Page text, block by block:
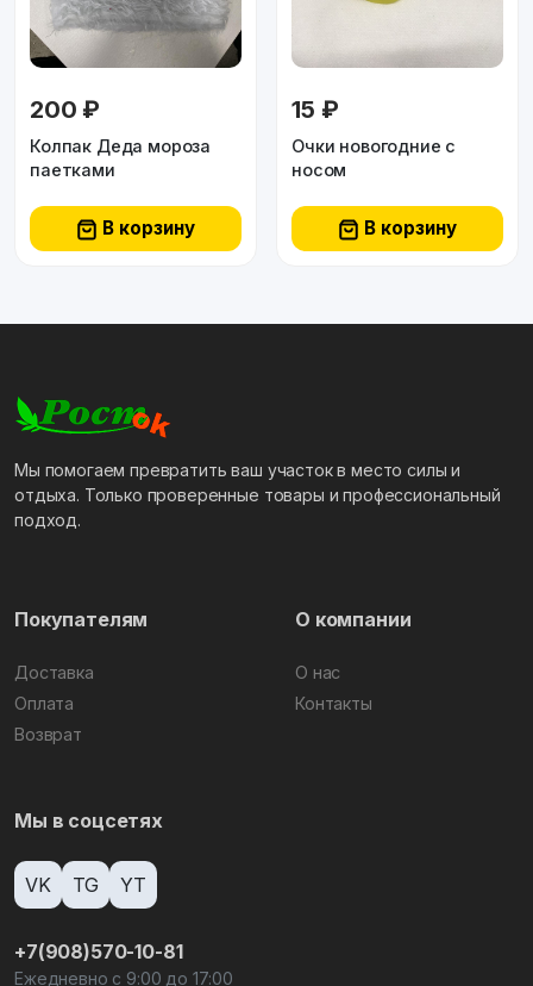
200 ₽
Колпак Деда мороза
паетками
В корзину
15 ₽
Очки новогодние с
носом
В корзину
Мы помогаем превратить ваш участок в место силы и
отдыха. Только проверенные товары и профессиональный
подход.
Покупателям
Доставка
Оплата
Возврат
О компании
О нас
Контакты
Мы в соцсетях
VK TG YT
+7(908)570-10-81
Ежедневно с 9:00 до 17:00